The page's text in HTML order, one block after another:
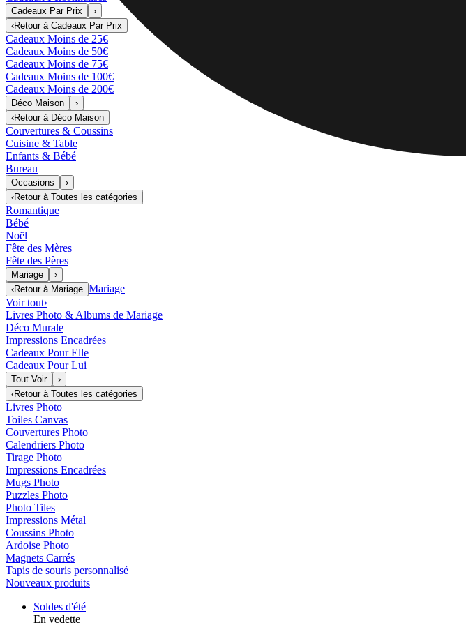
Cadeaux Par Prix
›
‹Retour à Cadeaux Par Prix
Cadeaux Moins de 25€
Cadeaux Moins de 50€
Cadeaux Moins de 75€
Cadeaux Moins de 100€
Cadeaux Moins de 200€
Déco Maison
›
‹Retour à Déco Maison
Couvertures & Coussins
Cuisine & Table
Enfants & Bébé
Bureau
Occasions
›
‹Retour à Toutes les catégories
Romantique
Bébé
Noël
Fête des Mères
Fête des Pères
Mariage
›
‹Retour à Mariage Mariage
Voir tout›
Livres Photo & Albums de Mariage
Déco Murale
Impressions Encadrées
Cadeaux Pour Elle
Cadeaux Pour Lui
Tout Voir
›
‹Retour à Toutes les catégories
Livres Photo
Toiles Canvas
Couvertures Photo
Calendriers Photo
Tirage Photo
Impressions Encadrées
Mugs Photo
Puzzles Photo
Photo Tiles
Impressions Métal
Coussins Photo
Ardoise Photo
Magnets Carrés
Tapis de souris personnalisé
Nouveaux produits
Soldes d'été
En vedette